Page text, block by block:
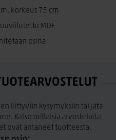
ovat herkkiä naarmuille ja
maalattu lakalla, jossa on
pigmentti, joka antaa
välittömästi kostealla liinalla.
korkeus 75 cm
MDF
osina
liittyviin kysymyksiin tai jätä
Katso millaisia arvosteluita
ovat antaneet tuotteesta.